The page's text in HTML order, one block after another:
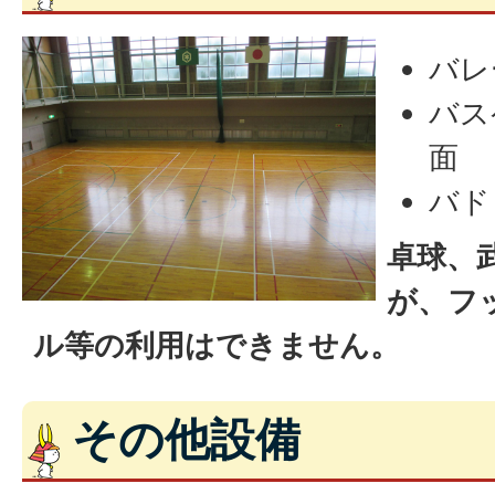
バ
バ
面
バ
卓球、
が、フ
ル等の利用はできません。
その他設備